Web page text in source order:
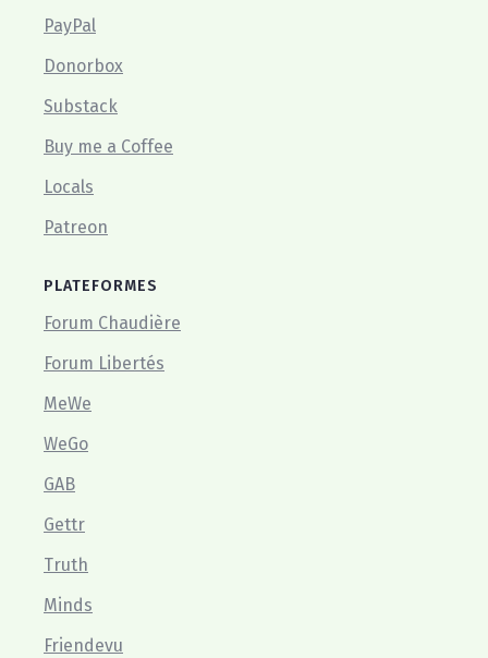
PayPal
Donorbox
Substack
Buy me a Coffee
Locals
Patreon
PLATEFORMES
Forum Chaudière
Forum Libertés
MeWe
WeGo
GAB
Gettr
Truth
Minds
Friendevu